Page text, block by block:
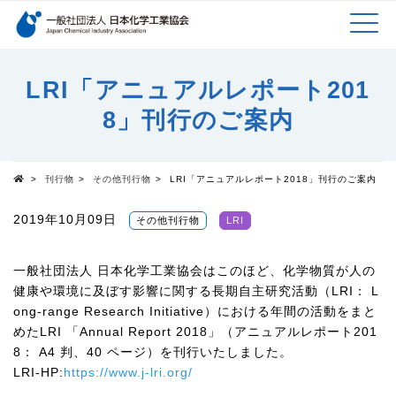
検索キーワード
LRI「アニュアルレポート201
8」刊⾏のご案内
> 刊行物 > その他刊行物 > LRI「アニュアルレポート2018」刊⾏のご案内
2019年10月09日 その他刊行物 LRI
一般社団法人 日本化学工業協会はこのほど、化学物質が人の
健康や環境に及ぼす影響に関する長期自主研究活動（LRI： L
ong-range Research Initiative）における年間の活動をまと
めたLRI 「Annual Report 2018」（アニュアルレポート201
8： A4 判、40 ページ）を刊行いたしました。
LRI-HP:https://www.j-lri.org/